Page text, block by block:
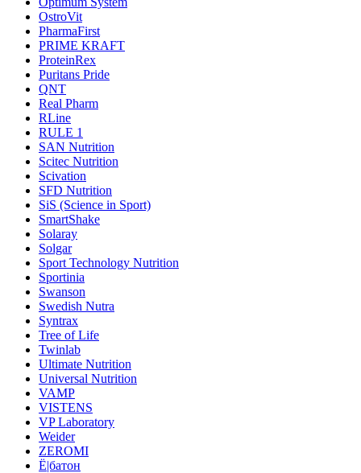
OstroVit
PharmaFirst
PRIME KRAFT
ProteinRex
Puritans Pride
QNT
Real Pharm
RLine
RULE 1
SAN Nutrition
Scitec Nutrition
Scivation
SFD Nutrition
SiS (Science in Sport)
SmartShake
Solaray
Solgar
Sport Technology Nutrition
Sportinia
Swanson
Swedish Nutra
Syntrax
Tree of Life
Twinlab
Ultimate Nutrition
Universal Nutrition
VAMP
VISTENS
VP Laboratory
Weider
ZEROMI
Ё|батон